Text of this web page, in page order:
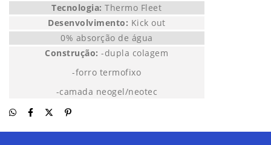
Tecnologia: Thermo Fleet
Desenvolvimento: Kick out
0% absorção de água
Construção:-dupla colagem
-forro termofixo
-camada neogel/neotec